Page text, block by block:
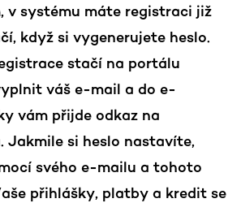
v systému máte registraci již
když si vygenerujete heslo.
stačí na portálu
váš e-mail a do e-
vám přijde odkaz na
Jakmile si heslo nastavíte,
svého e-mailu a tohoto
přihlášky, platby a kredit se